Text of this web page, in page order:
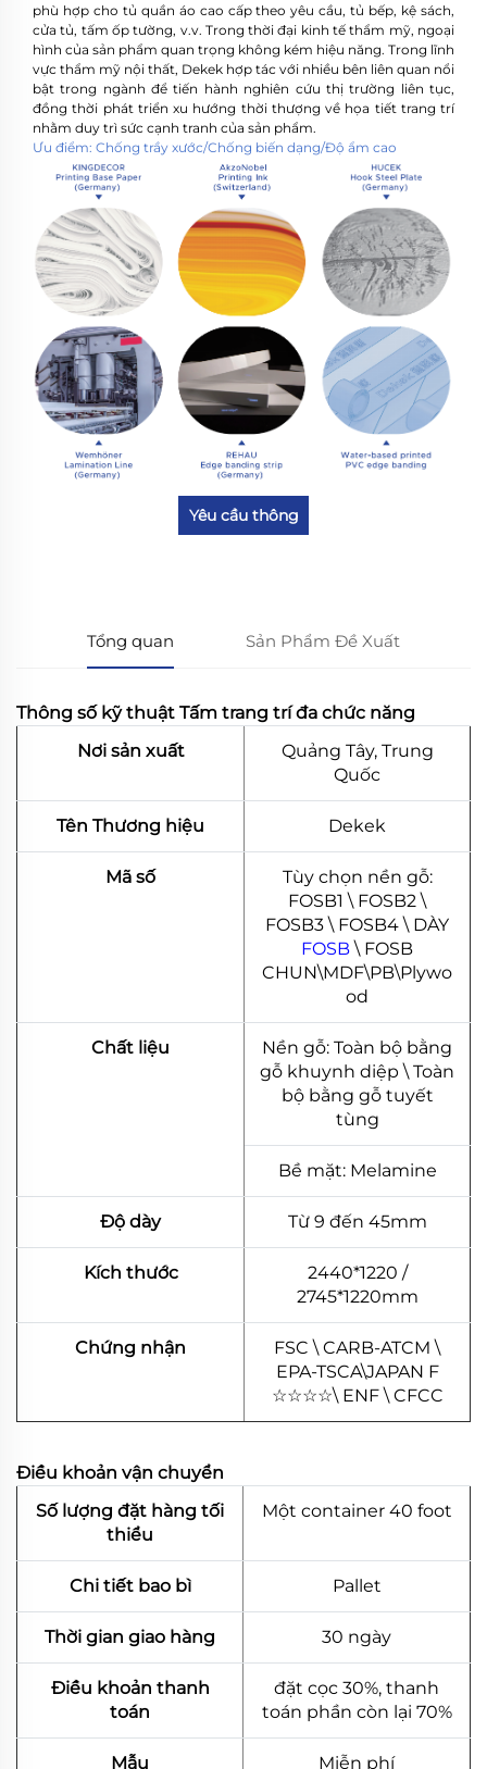
phù hợp cho tủ quần áo cao cấp theo yêu cầu, tủ bếp, kệ sách,
cửa tủ, tấm ốp tường, v.v. Trong thời đại kinh tế thẩm mỹ, ngoại
hình của sản phẩm quan trọng không kém hiệu năng. Trong lĩnh
vực thẩm mỹ nội thất, Dekek hợp tác với nhiều bên liên quan nổi
bật trong ngành để tiến hành nghiên cứu thị trường liên tục,
đồng thời phát triển xu hướng thời thượng về họa tiết trang trí
nhằm duy trì sức cạnh tranh của sản phẩm.
Ưu điểm: Chống trầy xước/Chống biến dạng/Độ ẩm cao
Yêu cầu thông
Tổng quan Sản Phẩm Đề Xuất
Thông số kỹ thuật Tấm trang trí đa chức năng
Nơi sản xuất
Quảng Tây, Trung
Quốc
Tên Thương hiệu Dekek
Mã số
Tùy chọn nền gỗ:
FOSB1 \ FOSB2 \
FOSB3 \ FOSB4 \ DÀY
FOSB \ FOSB
CHUN\MDF\PB\Plywo
od
Chất liệu
Nền gỗ: Toàn bộ bằng
gỗ khuynh diệp \ Toàn
bộ bằng gỗ tuyết
tùng
Bề mặt: Melamine
Độ dày Từ 9 đến 45mm
Kích thước
2440*1220 /
2745*1220mm
Chứng nhận
FSC \ CARB-ATCM \
EPA-TSCA\JAPAN F
☆☆☆☆\ ENF \ CFCC
Điều khoản vận chuyển
Số lượng đặt hàng tối
thiểu
Một container 40 foot
Chi tiết bao bì Pallet
Thời gian giao hàng 30 ngày
Điều khoản thanh
toán
đặt cọc 30%, thanh
toán phần còn lại 70%
Mẫu Miễn phí